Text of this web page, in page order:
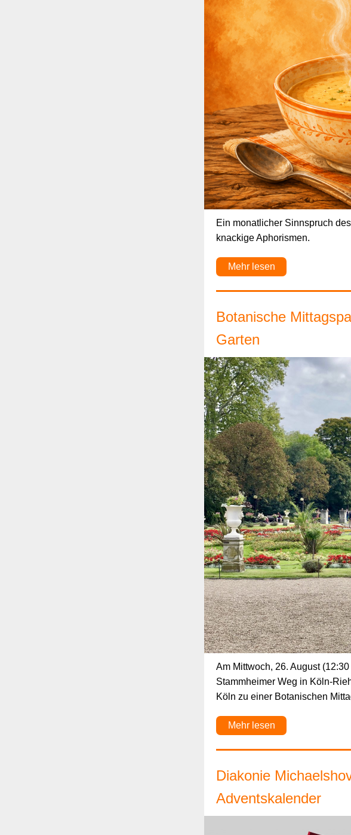
Ein monatlicher Sinnspruch
knackige Aphorismen.
Mehr lesen
Botanische
Garten
Am Mittwoch, 26. August
Stammheimer Weg in Köln-
Köln zu einer Botanischen
Mehr lesen
Diakonie
Adventskalender